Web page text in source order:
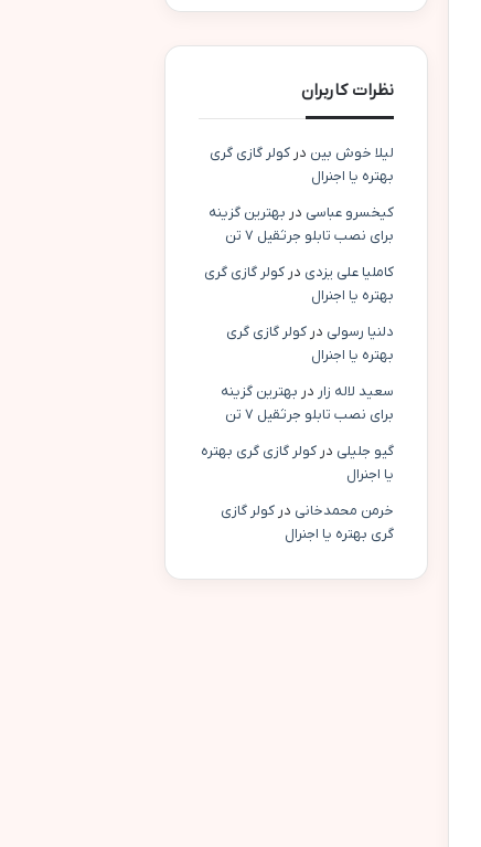
نظرات کاربران
لیلا خوش بین در کولر گازی گری
بهتره یا اجنرال
کیخسرو عباسی در بهترین گزینه
برای نصب تابلو جرثقیل ۷ تن
کاملیا علی یزدی در کولر گازی گری
بهتره یا اجنرال
دلنیا رسولی در کولر گازی گری
بهتره یا اجنرال
سعید لاله زار در بهترین گزینه
برای نصب تابلو جرثقیل ۷ تن
گیو جلیلی در کولر گازی گری بهتره
یا اجنرال
خرمن محمدخانی در کولر گازی
گری بهتره یا اجنرال